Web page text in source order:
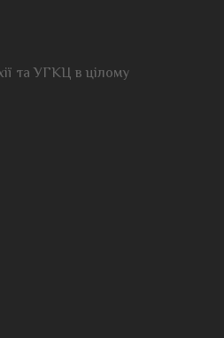
та УГКЦ в цілому